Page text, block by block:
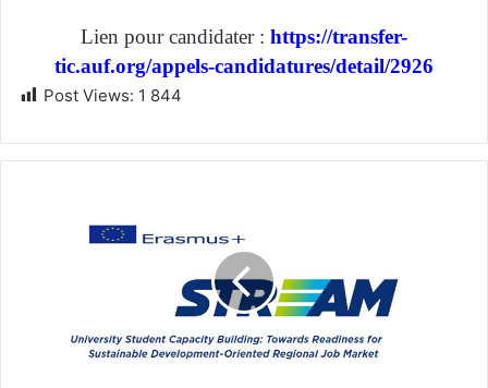
Lien pour candidater : https://transfer-
tic.auf.org/appels-candidatures/detail/2926
Post Views: 1 844